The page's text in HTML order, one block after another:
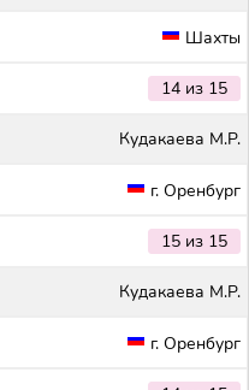
Шахты
14 из 15
Кудакаева М.Р.
г. Оренбург
15 из 15
Кудакаева М.Р.
г. Оренбург